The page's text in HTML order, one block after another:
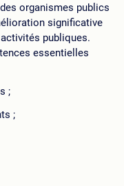
organismes publics
significative
publiques.
essentielles
;
;